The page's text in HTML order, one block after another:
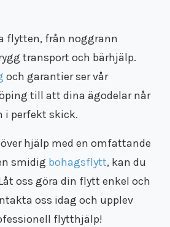
flytten, från noggrann
transport och bärhjälp.
och garantier ser vår
till att dina ägodelar når
i perfekt skick.
hjälp med en omfattande
smidig bohagsflytt, kan du
oss göra din flytt enkel och
oss idag och upplev
flytthjälp!